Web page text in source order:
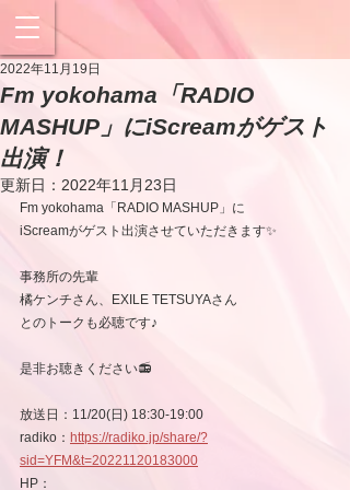
Fm yokohama「RADIO
MASHUP」にiScreamがゲスト
出演！
2022年11月19日
更新日： 2022年11月23日
Fm yokohama「RADIO MASHUP」に
iScreamがゲスト出演させていただきます✨
事務所の先輩
橘ケンチさん、EXILE TETSUYAさん
とのトークも必聴です♪
是非お聴きください📻
放送日：11/20(日) 18:30-19:00
radiko： https://radiko.jp/share/?
sid=YFM&t=20221120183000
HP：